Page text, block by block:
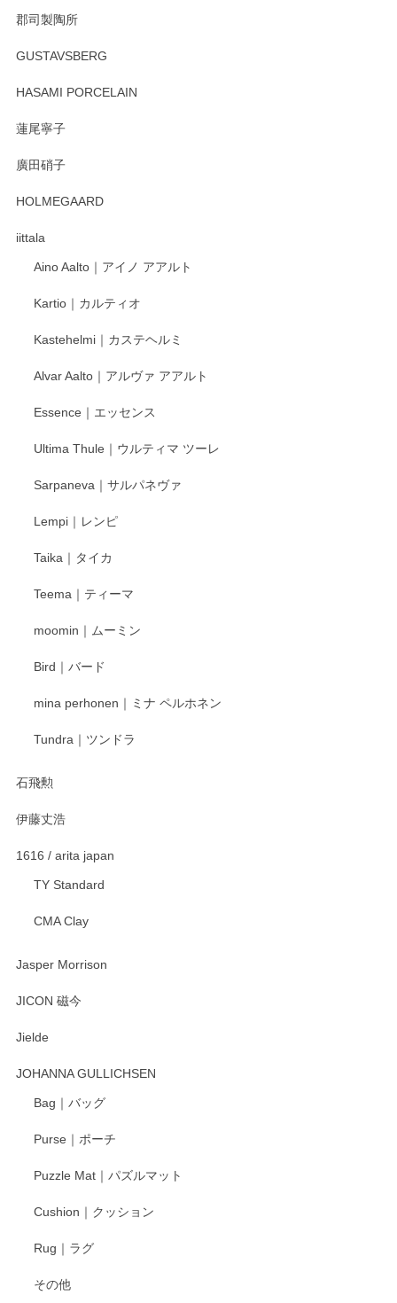
郡司製陶所
GUSTAVSBERG
HASAMI PORCELAIN
蓮尾寧子
廣田硝子
HOLMEGAARD
iittala
Aino Aalto｜アイノ アアルト
Kartio｜カルティオ
Kastehelmi｜カステヘルミ
Alvar Aalto｜アルヴァ アアルト
Essence｜エッセンス
Ultima Thule｜ウルティマ ツーレ
Sarpaneva｜サルパネヴァ
Lempi｜レンピ
Taika｜タイカ
Teema｜ティーマ
moomin｜ムーミン
Bird｜バード
mina perhonen｜ミナ ペルホネン
Tundra｜ツンドラ
石飛勲
伊藤丈浩
1616 / arita japan
TY Standard
CMA Clay
Jasper Morrison
JICON 磁今
Jielde
JOHANNA GULLICHSEN
Bag｜バッグ
Purse｜ポーチ
Puzzle Mat｜パズルマット
Cushion｜クッション
Rug｜ラグ
その他